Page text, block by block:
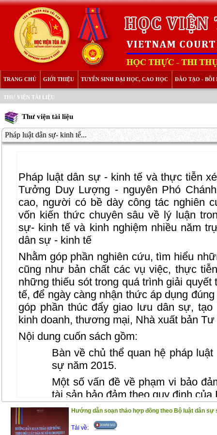
TRANG CHỦ GIỚI THIỆU TUYỂN SINH ĐẠI HỌC, CAO HỌC ĐÀO TẠO - BỒI
THƯ VIỆN TÀI LIỆU
Thư viện tài liệu
Pháp luật dân sự- kinh tế...
Pháp luật dân sự - kinh tế và thực tiễn
Tưởng Duy Lượng - nguyên Phó
cao, người có bề dày công tác nghiên
vốn kiến thức chuyên sâu về lý luận
sự- kinh tế và kinh nghiệm nhiều năm
dân sự - kinh tế
Nhằm góp phần nghiên cứu, tìm hiểu
cũng như bản chất các vụ việc, thực
những thiếu sót trong quá trình giải
tế, để ngày càng nhận thức áp dụng
góp phần thúc đẩy giao lưu dân sự,
kinh doanh, thương mại, Nhà xuất bản
Nội dung cuốn sách gồm:
Bàn về chủ thể quan hệ pháp
sự năm 2015.
Một số vấn đề về phạm vi bảo
tài sản bảo đảm theo quy định
Bàn về đăng ký biện pháp bảo
theo quy định của Bộ luật Dân sự
Hướng dẫn soạn thảo hợp đồng theo Bộ luật dân sự
Tải về: